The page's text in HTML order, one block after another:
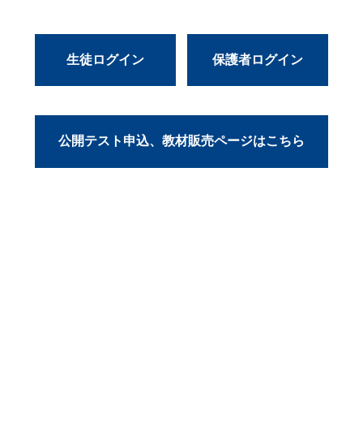
生徒ログイン 保護者ログイン
公開テスト申込、教材販売ページはこちら